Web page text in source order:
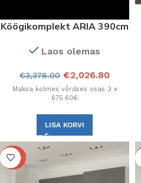
Köögikomplekt ARIA 390cm
Laos olemas
€3,378.00 €2,026.80
Maksa kolmes võrdses osas 3 x
675.60€
LISA KORVI
-40%